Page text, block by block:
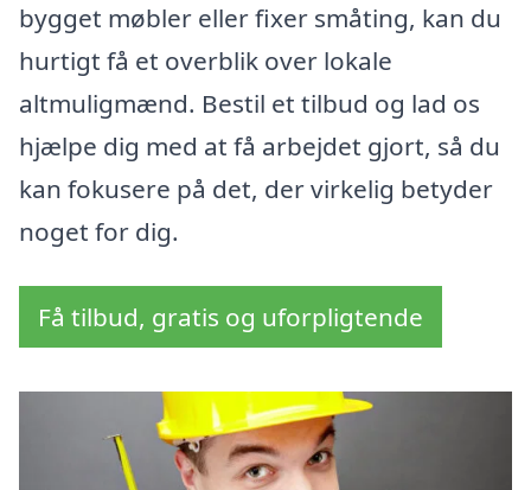
bygget møbler eller fixer småting, kan du
hurtigt få et overblik over lokale
altmuligmænd. Bestil et tilbud og lad os
hjælpe dig med at få arbejdet gjort, så du
kan fokusere på det, der virkelig betyder
noget for dig.
Få tilbud, gratis og uforpligtende